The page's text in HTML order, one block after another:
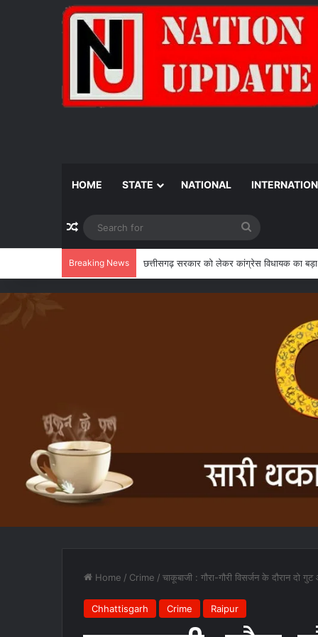
HOME STATE NATIONAL
Random Article
for
Breaking News ‘केंद्र के इशारे पर नाच रही छत्तीसगढ़ सरकार’,
Home / Crime / चाकूबाजी : गौरा-गौरी विसर्जन के दौरान
Chhattisgarh Crime Raipur